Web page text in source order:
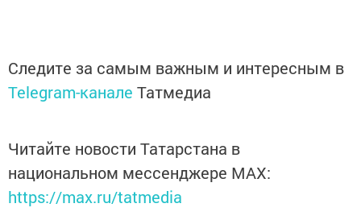
Следите за самым важным и интересным в
Telegram-канале Татмедиа
Читайте новости Татарстана в
национальном мессенджере MАХ:
https://max.ru/tatmedia